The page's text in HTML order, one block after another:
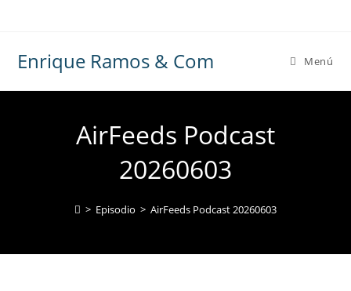
Enrique Ramos & Com Menú
AirFeeds Podcast
20260603
> Episodio > AirFeeds Podcast 20260603